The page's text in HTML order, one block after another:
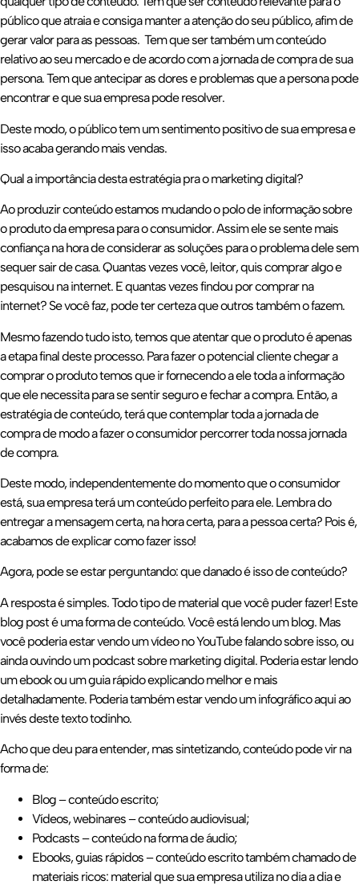
público que atraia e consiga manter a atenção do seu público, afim de
gerar valor para as pessoas. Tem que ser também um conteúdo
relativo ao seu mercado e de acordo com a jornada de compra de sua
persona. Tem que antecipar as dores e problemas que a persona pode
encontrar e que sua empresa pode resolver.
Deste modo, o público tem um sentimento positivo de sua empresa e
isso acaba gerando mais vendas.
Qual a importância desta estratégia pra o marketing digital?
Ao produzir conteúdo estamos mudando o polo de informação sobre
o produto da empresa para o consumidor. Assim ele se sente mais
confiança na hora de considerar as soluções para o problema dele sem
sequer sair de casa. Quantas vezes você, leitor, quis comprar algo e
pesquisou na internet. E quantas vezes findou por comprar na
internet? Se você faz, pode ter certeza que outros também o fazem.
Mesmo fazendo tudo isto, temos que atentar que o produto é apenas
a etapa final deste processo. Para fazer o potencial cliente chegar a
comprar o produto temos que ir fornecendo a ele toda a informação
que ele necessita para se sentir seguro e fechar a compra. Então, a
estratégia de conteúdo, terá que contemplar toda a jornada de
compra de modo a fazer o consumidor percorrer toda nossa jornada
de compra.
Deste modo, independentemente do momento que o consumidor
está, sua empresa terá um conteúdo perfeito para ele. Lembra do
entregar a mensagem certa, na hora certa, para a pessoa certa? Pois é,
acabamos de explicar como fazer isso!
Agora, pode se estar perguntando: que danado é isso de conteúdo?
A resposta é simples. Todo tipo de material que você puder fazer! Este
blog post é uma forma de conteúdo. Você está lendo um blog. Mas
você poderia estar vendo um vídeo no YouTube falando sobre isso, ou
ainda ouvindo um podcast sobre marketing digital. Poderia estar lendo
um ebook ou um guia rápido explicando melhor e mais
detalhadamente. Poderia também estar vendo um infográfico aqui ao
invés deste texto todinho.
Acho que deu para entender, mas sintetizando, conteúdo pode vir na
forma de:
Blog – conteúdo escrito;
Vídeos, webinares – conteúdo audiovisual;
Podcasts – conteúdo na forma de áudio;
Ebooks, guias rápidos – conteúdo escrito também chamado de
materiais ricos: material que sua empresa utiliza no dia a dia e